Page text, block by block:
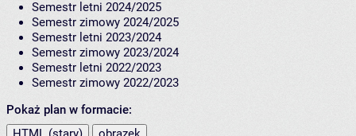
Semestr letni 2024/2025
Semestr zimowy 2024/2025
Semestr letni 2023/2024
Semestr zimowy 2023/2024
Semestr letni 2022/2023
Semestr zimowy 2022/2023
Pokaż plan w formacie: